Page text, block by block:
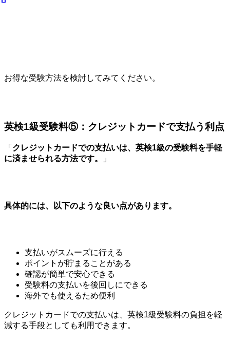
お得な受験方法を検討してみてください。
英検1級受験料⑤：クレジットカードで支払う利点
「 クレジットカードでの支払いは、英検1級の受験料を手軽
に済ませられる方法です。
」
具体的には、以下のような良い点があります。
支払いがスムーズに行える
ポイントが貯まることがある
確認が簡単で安心できる
受験料の支払いを後回しにできる
海外でも使えるため便利
クレジットカードでの支払いは、英検1級受験料の負担を軽
減する手段としても利用できます。